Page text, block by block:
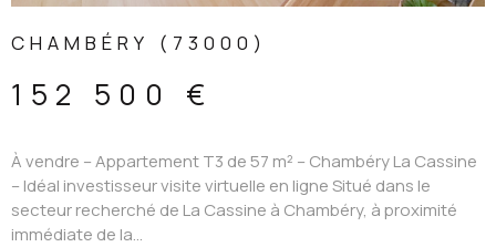
CHAMBÉRY (73000)
152 500 €
À vendre – Appartement T3 de 57 m² – Chambéry La Cassine
– Idéal investisseur visite virtuelle en ligne Situé dans le
secteur recherché de La Cassine à Chambéry, à proximité
immédiate de la...